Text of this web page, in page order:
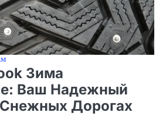
Зима
Ваш Надежный
Дорогах